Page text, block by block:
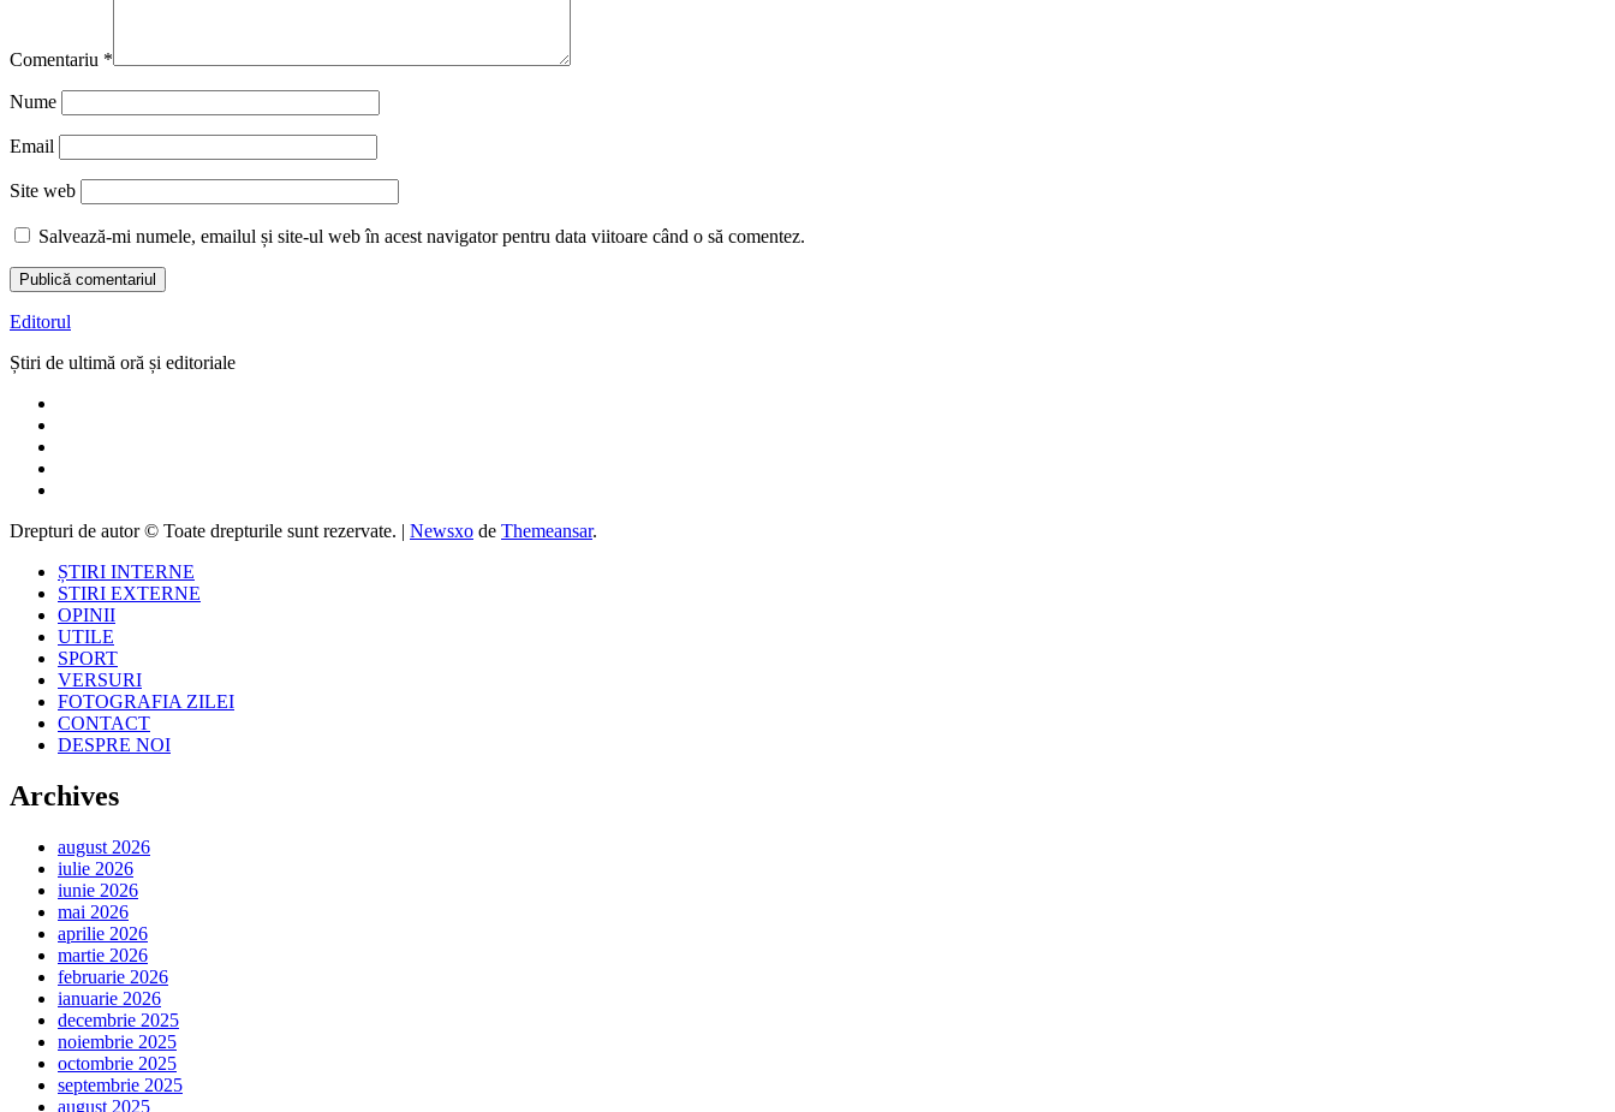
Comentariu *
Nume
Email
Site web
Salvează-mi numele, emailul și site-ul web în acest navigator pentru data viitoare când o să comentez.
Editorul
Știri de ultimă oră și editoriale
Drepturi de autor © Toate drepturile sunt rezervate. | Newsxo de Themeansar.
ȘTIRI INTERNE
STIRI EXTERNE
OPINII
UTILE
SPORT
VERSURI
FOTOGRAFIA ZILEI
CONTACT
DESPRE NOI
Archives
august 2026
iulie 2026
iunie 2026
mai 2026
aprilie 2026
martie 2026
februarie 2026
ianuarie 2026
decembrie 2025
noiembrie 2025
octombrie 2025
septembrie 2025
august 2025